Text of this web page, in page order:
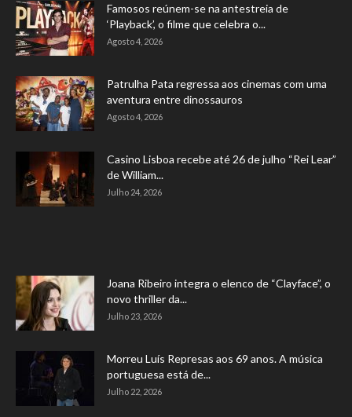
Famosos reúnem-se na antestreia de
‘Playback’, o filme que celebra o...
Agosto 4, 2026
Patrulha Pata regressa aos cinemas com uma
aventura entre dinossauros
Agosto 4, 2026
Casino Lisboa recebe até 26 de julho “Rei Lear”
de William...
Julho 24, 2026
Joana Ribeiro integra o elenco de “Clayface”, o
novo thriller da...
Julho 23, 2026
Morreu Luís Represas aos 69 anos. A música
portuguesa está de...
Julho 22, 2026